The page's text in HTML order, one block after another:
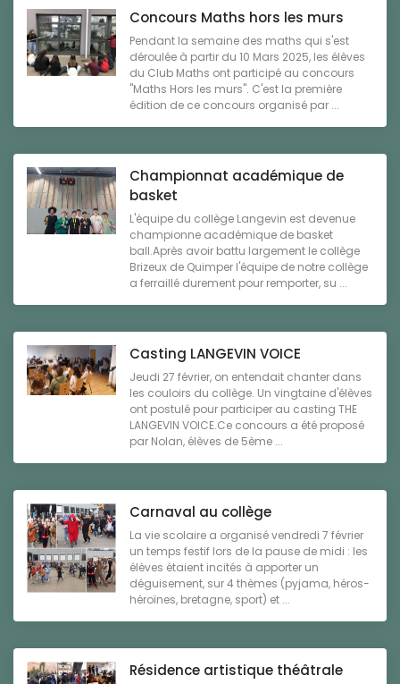
Concours Maths hors les murs
Pendant la semaine des maths qui s'est
déroulée à partir du 10 Mars 2025, les élèves
du Club Maths ont participé au concours
"Maths Hors les murs". C'est la première
édition de ce concours organisé par ...
Championnat académique de
basket
L'équipe du collège Langevin est devenue
championne académique de basket
ball.Après avoir battu largement le collège
Brizeux de Quimper l'équipe de notre collège
a ferraillé durement pour remporter, su ...
Casting LANGEVIN VOICE
Jeudi 27 février, on entendait chanter dans
les couloirs du collège. Un vingtaine d'élèves
ont postulé pour participer au casting THE
LANGEVIN VOICE.Ce concours a été proposé
par Nolan, élèves de 5ème ...
Carnaval au collège
La vie scolaire a organisé vendredi 7 février
un temps festif lors de la pause de midi : les
élèves étaient incités à apporter un
déguisement, sur 4 thèmes (pyjama, héros-
héroïnes, bretagne, sport) et ...
Résidence artistique théâtrale